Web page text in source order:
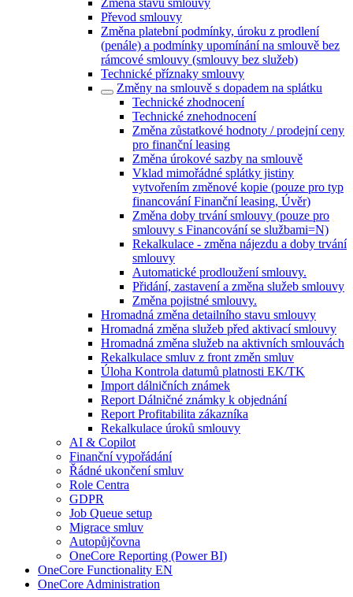
Změna stavu smlouvy
Převod smlouvy
Změna platební podmínky, úroku z prodlení
(penále) a podmínky upomínání na smlouvě bez
rámcové smlouvy (smlouvy bez služeb)
Technické příznaky smlouvy
Změny na smlouvě s dopadem na splátku
Technické zhodnocení
Technické znehodnocení
Změna zůstatkové hodnoty / prodejní ceny
pro finanční leasing
Změna úrokové sazby na smlouvě
Vklad mimořádné splátky jistiny
vytvořením změnové kopie (pouze pro typ
financování Finanční leasing, Úvěr)
Změna doby trvání smlouvy (pouze pro
smlouvy s Financování se službami=N)
Rekalkulace - změna nájezdu a doby trvání
smlouvy
Automatické prodloužení smlouvy.
Přidání, zastavení a změna služeb smlouvy
Změna pojistné smlouvy.
Hromadná změna detailního stavu smlouvy
Hromadná změna služeb před aktivací smlouvy
Hromadná změna služeb na aktivních smlouvách
Rekalkulace smluv z front změn smluv
Úloha Kontrola datumů platnosti EK/TK
Import dálničních známek
Report Dálničné známky k objednání
Report Profitabilita zákazníka
Rekalkulace úroků smlouvy
AI & Copilot
Finanční vypořádání
Řádné ukončení smluv
Role Centra
GDPR
Job Queue setup
Migrace smluv
Autopůjčovna
OneCore Reporting (Power BI)
OneCore Functionality EN
OneCore Administration